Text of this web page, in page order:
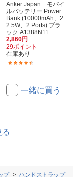
Anker Japan モバイ
ルバッテリー Power
Bank (10000mAh、2
2.5W、2 Ports) ブラ
ック A1388N11 ...
2,860円
29ポイント
在庫あり
一緒に買う
る
プ ハンドストラップ